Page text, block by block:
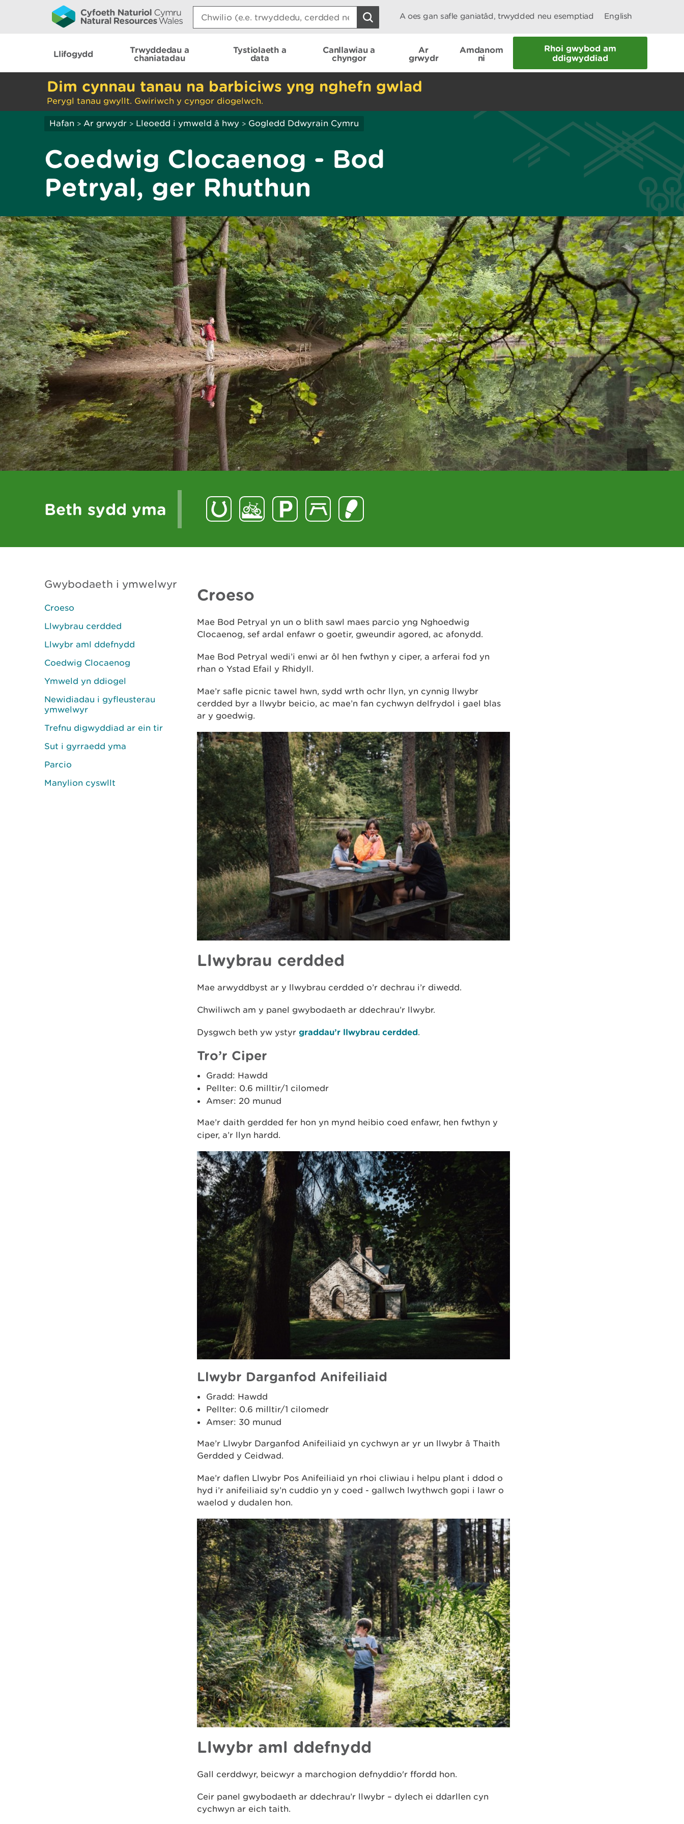
Search:
A oes gan safle ganiatâd, trwydded neu esemptiad English
Llifogydd
Trwyddedau a
chaniatadau
Tystiolaeth a
data
Canllawiau a
chyngor
Ar
grwydr
Amdanom
ni
Rhoi gwybod am
ddigwyddiad
Dim cynnau tanau na barbiciws yng nghefn gwlad
Perygl tanau gwyllt. Gwiriwch y cyngor diogelwch.
Hafan > Ar grwydr > Lleoedd i ymweld â hwy > Gogledd Ddwyrain Cymru
Coedwig Clocaenog - Bod
Petryal, ger Rhuthun
Beth sydd yma
Gwybodaeth i ymwelwyr
Croeso
Llwybrau cerdded
Llwybr aml ddefnydd
Coedwig Clocaenog
Ymweld yn ddiogel
Newidiadau i gyfleusterau
ymwelwyr
Trefnu digwyddiad ar ein tir
Sut i gyrraedd yma
Parcio
Manylion cyswllt
Croeso
Mae Bod Petryal yn un o blith sawl maes parcio yng Nghoedwig
Clocaenog, sef ardal enfawr o goetir, gweundir agored, ac afonydd.
Mae Bod Petryal wedi’i enwi ar ôl hen fwthyn y ciper, a arferai fod yn
rhan o Ystad Efail y Rhidyll.
Mae’r safle picnic tawel hwn, sydd wrth ochr llyn, yn cynnig llwybr
cerdded byr a llwybr beicio, ac mae’n fan cychwyn delfrydol i gael blas
ar y goedwig.
Llwybrau cerdded
Mae arwyddbyst ar y llwybrau cerdded o’r dechrau i’r diwedd.
Chwiliwch am y panel gwybodaeth ar ddechrau’r llwybr.
Dysgwch beth yw ystyr graddau’r llwybrau cerdded.
Tro’r Ciper
Gradd: Hawdd
Pellter: 0.6 milltir/1 cilomedr
Amser: 20 munud
Mae’r daith gerdded fer hon yn mynd heibio coed enfawr, hen fwthyn y
ciper, a’r llyn hardd.
Llwybr Darganfod Anifeiliaid
Gradd: Hawdd
Pellter: 0.6 milltir/1 cilomedr
Amser: 30 munud
Mae’r Llwybr Darganfod Anifeiliaid yn cychwyn ar yr un llwybr â Thaith
Gerdded y Ceidwad.
Mae’r daflen Llwybr Pos Anifeiliaid yn rhoi cliwiau i helpu plant i ddod o
hyd i’r anifeiliaid sy’n cuddio yn y coed - gallwch lwythwch gopi i lawr o
waelod y dudalen hon.
Llwybr aml ddefnydd
Gall cerddwyr, beicwyr a marchogion defnyddio'r ffordd hon.
Ceir panel gwybodaeth ar ddechrau’r llwybr – dylech ei ddarllen cyn
cychwyn ar eich taith.